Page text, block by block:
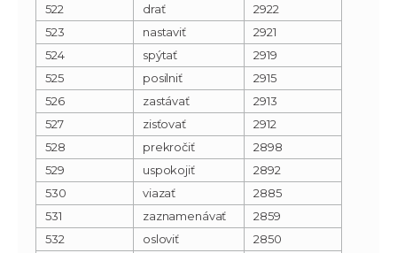
522
drať
2922
523
nastaviť
2921
524
spýtať
2919
525
posilniť
2915
526
zastávať
2913
527
zisťovať
2912
528
prekročiť
2898
529
uspokojiť
2892
530
viazať
2885
531
zaznamenávať
2859
532
osloviť
2850